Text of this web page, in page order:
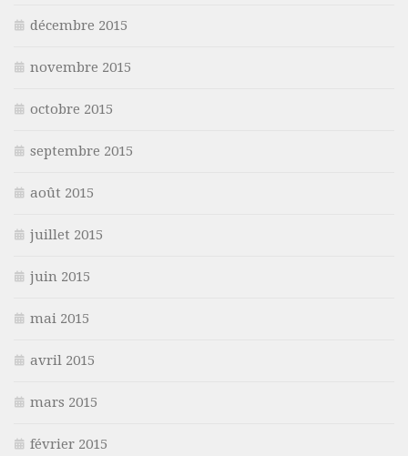
décembre 2015
novembre 2015
octobre 2015
septembre 2015
août 2015
juillet 2015
juin 2015
mai 2015
avril 2015
mars 2015
février 2015